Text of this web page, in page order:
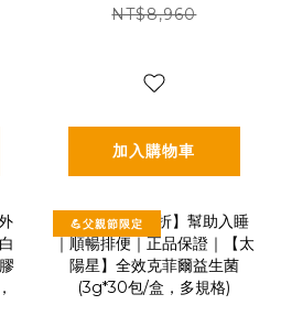
｜【食技研】德國
養顏美容(專利
(2.5g*30包*6盒)
NT$8,960
加入購物車
💪父親節限定